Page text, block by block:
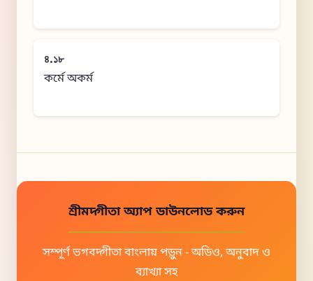
৪.১৮
কর্মে অকর্ম
শ্রীমদ্গীতা অ্যাপ ডাউনলোড করুন
সম্পূর্ণ ভগবদ্গীতা বাংলায় পড়ুন - অডিও, অনুবাদ ও
ব্যাখ্যা সহ